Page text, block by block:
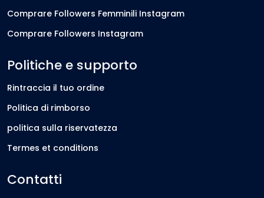
Comprare Followers Femminili Instagram
Comprare Followers Instagram
Politiche e supporto
Rintraccia il tuo ordine
Politica di rimborso
politica sulla riservatezza
Termes et conditions
Contatti